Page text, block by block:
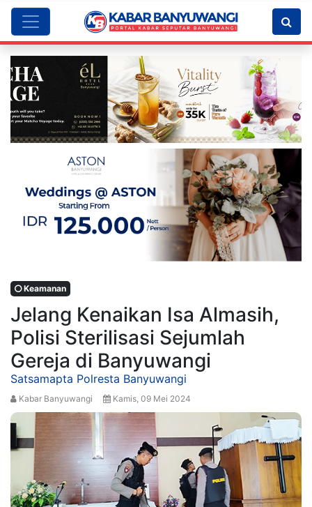
Keamanan
Jelang Kenaikan Isa Almasih,
Polisi Sterilisasi Sejumlah
Gereja di Banyuwangi
Satsamapta Polresta Banyuwangi
Kabar Banyuwangi Kamis, 09 Mei 2024